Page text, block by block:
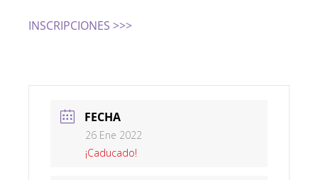
INSCRIPCIONES >>>
FECHA
26 Ene 2022
¡Caducado!